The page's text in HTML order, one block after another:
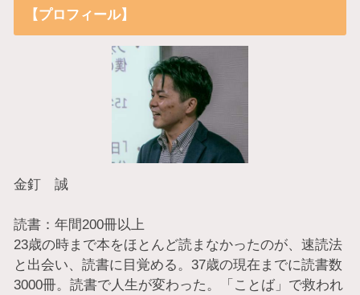
【プロフィール】
金釘 誠
読書：年間200冊以上
23歳の時まで本をほとんど読まなかったのが、速読法
と出会い、読書に目覚める。37歳の現在までに読書数
3000冊。読書で人生が変わった。「ことば」で救われ